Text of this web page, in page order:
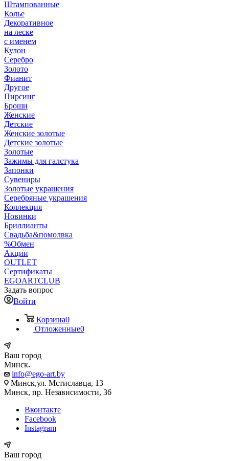
Штампованные
Колье
Декоративное
на леске
с именем
Кулон
Серебро
Золото
Фианит
Другое
Пирсинг
Броши
Женские
Детские
Женские золотые
Детские золотые
Золотые
Зажимы для галстука
Запонки
Сувениры
Золотые украшения
Серебряные украшения
Коллекция
Новинки
Бриллианты
Свадьба&помолвка
%Обмен
Акции
OUTLET
Сертификаты
EGOARTCLUB
Задать вопрос
Войти
Корзина0
Отложенные0
Ваш город
Минск
info@ego-art.by
Минск,ул. Мстиславца, 13
Минск, пр. Независимости, 36
Вконтакте
Facebook
Instagram
Ваш город